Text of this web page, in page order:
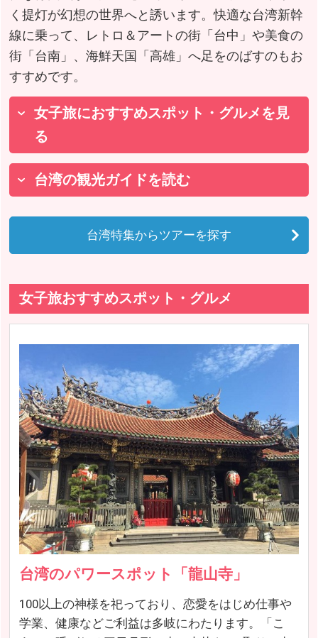
く提灯が幻想の世界へと誘います。快適な台湾新幹
線に乗って、レトロ＆アートの街「台中」や美食の
街「台南」、海鮮天国「高雄」へ足をのばすのもお
すすめです。
女子旅におすすめスポット・グルメを見
る
台湾の観光ガイドを読む
台湾特集からツアーを探す
女子旅おすすめスポット・グルメ
台湾のパワースポット「龍山寺」
100以上の神様を祀っており、恋愛をはじめ仕事や
学業、健康などご利益は多岐にわたります。「こ